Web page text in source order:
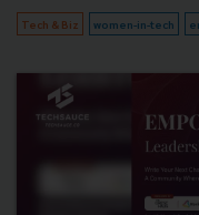
Tech & Biz women-in-tech